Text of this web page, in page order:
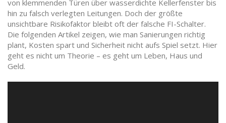
von klemmenden Türen über wasserdichte Kellerfenster bis
hin zu falsch verlegten Leitungen. Doch der größte
unsichtbare Risikofaktor bleibt oft der falsche FI-Schalter.
Die folgenden Artikel zeigen, wie man Sanierungen richtig
plant, Kosten spart und Sicherheit nicht aufs Spiel setzt. Hier
geht es nicht um Theorie – es geht um Leben, Haus und
Geld.